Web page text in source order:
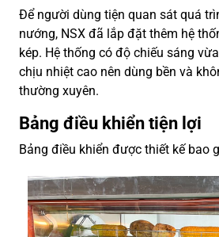
Để người dùng tiện quan sát quá
nướng, NSX đã lắp đặt thêm hệ
kép. Hệ thống có độ chiếu sáng
chịu nhiệt cao nên dùng bền và
thường xuyên.
Bảng điều khiển tiện lợi
Bảng điều khiển được thiết kế bao